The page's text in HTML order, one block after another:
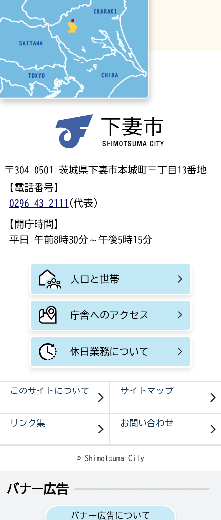
〒304-8501 茨城県下妻市本城町三丁目13番地
【電話番号】
0296-43-2111 (代表)
【開庁時間】
平日 午前8時30分～午後5時15分
人口と世帯
庁舎へのアクセス
休日業務について
このサイトについて サイトマップ
リンク集 お問い合わせ
© Shimotsuma City
バナー広告
バナー広告について